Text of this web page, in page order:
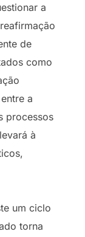
a
de
como
a
processos
à
um ciclo
torna